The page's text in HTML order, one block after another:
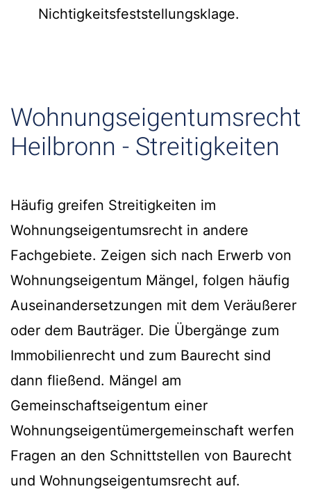
Nichtigkeitsfeststellungsklage.
Wohnungseigentumsrecht
Heilbronn - Streitigkeiten
Häufig greifen Streitigkeiten im
Wohnungseigentumsrecht in andere
Fachgebiete. Zeigen sich nach Erwerb von
Wohnungseigentum Mängel, folgen häufig
Auseinandersetzungen mit dem Veräußerer
oder dem Bauträger. Die Übergänge zum
Immobilienrecht und zum Baurecht sind
dann fließend. Mängel am
Gemeinschaftseigentum einer
Wohnungseigentümergemeinschaft werfen
Fragen an den Schnittstellen von Baurecht
und Wohnungseigentumsrecht auf.